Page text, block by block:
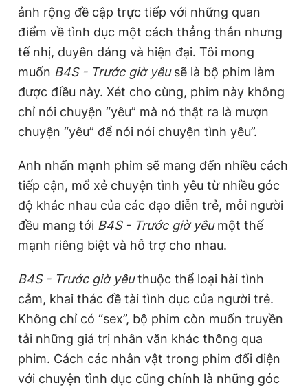
ảnh rộng đề cập trực tiếp với những quan
điểm về tình dục một cách thẳng thắn nhưng
tế nhị, duyên dáng và hiện đại. Tôi mong
muốn B4S - Trước giờ yêusẽ là bộ phim làm
được điều này. Xét cho cùng, phim này không
chỉ nói chuyện “yêu” mà nó thật ra là mượn
chuyện “yêu” để nói nói chuyện tình yêu”.
Anh nhấn mạnh phim sẽ mang đến nhiều cách
tiếp cận, mổ xẻ chuyện tình yêu từ nhiều góc
độ khác nhau của các đạo diễn trẻ, mỗi người
đều mang tới B4S - Trước giờ yêumột thế
mạnh riêng biệt và hỗ trợ cho nhau.
B4S - Trước giờ yêuthuộc thể loại hài tình
cảm, khai thác đề tài tình dục của người trẻ.
Không chỉ có “sex”, bộ phim còn muốn truyền
tải những giá trị nhân văn khác thông qua
phim. Cách các nhân vật trong phim đối diện
với chuyện tình dục cũng chính là những góc